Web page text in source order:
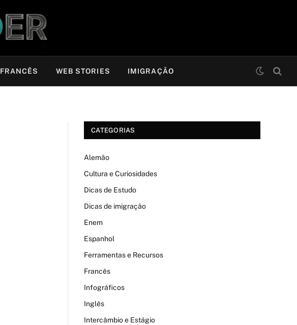
FRANCÊS WEB STORIES IMIGRAÇÃO
CATEGORIAS
Alemão
Cultura e Curiosidades
Dicas de Estudo
Dicas de imigração
Enem
Espanhol
Ferramentas e Recursos
Francês
Infográficos
Inglês
Intercâmbio e Estágio